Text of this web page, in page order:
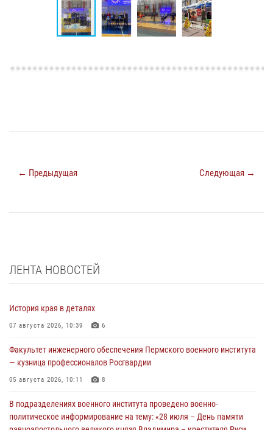
← Предыдущая Следующая →
ЛЕНТА НОВОСТЕЙ
История края в деталях
07 августа 2026, 10:39 6
Факультет инженерного обеспечения Пермского военного института
— кузница профессионалов Росгвардии
05 августа 2026, 10:11 8
В подразделениях военного института проведено военно-
политическое информирование на тему: «28 июля – День памяти